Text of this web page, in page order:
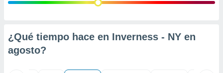
e
mediante
¿Qué tiempo hace en Inverness - NY en
agosto?